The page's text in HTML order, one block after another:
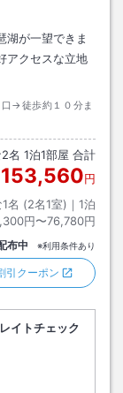
湖が一望できま
アクセスな立地
→徒歩約１０分ま
2名 1泊1部屋 合計
153,560円
名 (2名1室)｜ 1泊
円〜76,780円
布中 ※利用条件あり
引クーポン
イトチェック